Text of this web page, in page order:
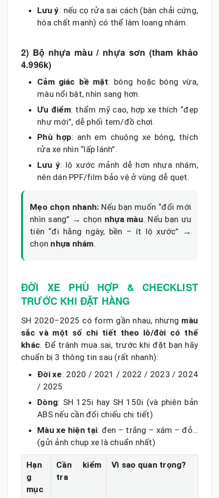
Lưu ý: nếu cọ rửa sai cách (bàn chải cứng,
hóa chất mạnh) có thể làm loang nhám.
2) Bộ nhựa màu / nhựa sơn (tham khảo
4.996k)
Cảm giác bề mặt: bóng hoặc bóng vừa,
màu nổi bật, nhìn sang hơn.
Ưu điểm: thẩm mỹ cao, hợp xe thích “đẹp
như mới”, dễ phối tem/đồ chơi.
Phù hợp: anh em chuộng xe bóng, thích
rửa xe nhìn “lấp lánh”.
Lưu ý: lộ xước mảnh dễ hơn nhựa nhám,
nên dán PPF/film bảo vệ ở vùng dễ quẹt.
Mẹo chọn nhanh: Nếu bạn muốn “đổi mới
nhìn sang” → chọn nhựa màu. Nếu bạn ưu
tiên “đi hằng ngày, bền – ít lộ xước” →
chọn nhựa nhám.
ĐỜI XE PHÙ HỢP & CHECKLIST
TRƯỚC KHI ĐẶT HÀNG
SH 2020–2025 có form gần nhau, nhưng màu
sắc và một số chi tiết theo lô/đời có thể
khác. Để tránh mua sai, trước khi đặt bạn hãy
chuẩn bị 3 thông tin sau (rất nhanh):
Đời xe: 2020 / 2021 / 2022 / 2023 / 2024
/ 2025
Dòng: SH 125i hay SH 150i (và phiên bản
ABS nếu cần đối chiếu chi tiết)
Màu xe hiện tại: đen – trắng – xám – đỏ…
(gửi ảnh chụp xe là chuẩn nhất)
Hạn
g
mục
Cần kiểm
tra
Vì sao quan trọng?